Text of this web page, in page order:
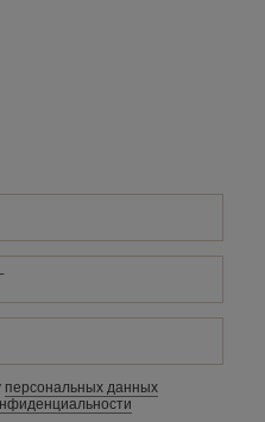
персональных данныx